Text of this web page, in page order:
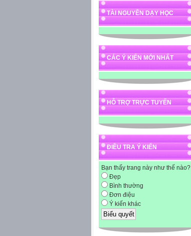
TÀI NGUYÊN DẠY HỌC
CÁC Ý KIẾN MỚI NHẤT
HỖ TRỢ TRỰC TUYẾN
ĐIỀU TRA Ý KIẾN
Bạn thấy trang này như thế nào?
Đẹp
Bình thường
Đơn điệu
Ý kiến khác